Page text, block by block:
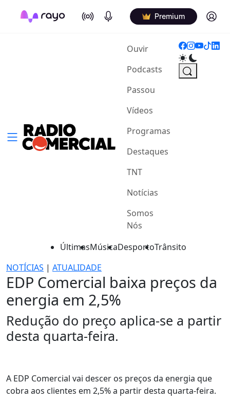
On Air Podcasts Premium Log in
Ouvir(current)
Podcasts
Passou
Vídeos
Programas
Destaques
TNT
Notícias
Somos
Nós
ÚltimasMúsicaDesportoTrânsito
NOTÍCIAS | ATUALIDADE
EDP Comercial baixa preços da
energia em 2,5%
Redução do preço aplica-se a partir
desta quarta-feira.
A EDP Comercial vai descer os preços da energia que
cobra aos clientes em 2,5% a partir desta quarta-feira.